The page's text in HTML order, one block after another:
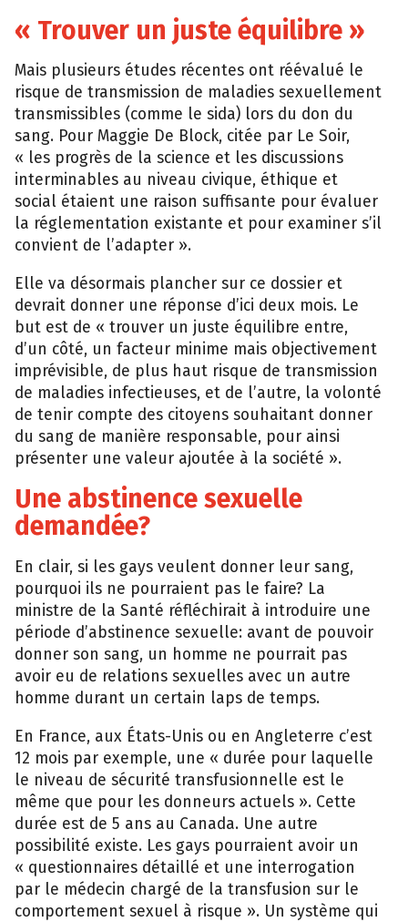
« Trouver un juste équilibre »
Mais plusieurs études récentes ont réévalué le
risque de transmission de maladies sexuellement
transmissibles (comme le sida) lors du don du
sang. Pour Maggie De Block, citée par Le Soir,
« les progrès de la science et les discussions
interminables au niveau civique, éthique et
social étaient une raison suffisante pour évaluer
la réglementation existante et pour examiner s’il
convient de l’adapter ».
Elle va désormais plancher sur ce dossier et
devrait donner une réponse d’ici deux mois. Le
but est de « trouver un juste équilibre entre,
d’un côté, un facteur minime mais objectivement
imprévisible, de plus haut risque de transmission
de maladies infectieuses, et de l’autre, la volonté
de tenir compte des citoyens souhaitant donner
du sang de manière responsable, pour ainsi
présenter une valeur ajoutée à la société ».
Une abstinence sexuelle
demandée?
En clair, si les gays veulent donner leur sang,
pourquoi ils ne pourraient pas le faire? La
ministre de la Santé réfléchirait à introduire une
période d’abstinence sexuelle: avant de pouvoir
donner son sang, un homme ne pourrait pas
avoir eu de relations sexuelles avec un autre
homme durant un certain laps de temps.
En France, aux États-Unis ou en Angleterre c’est
12 mois par exemple, une « durée pour laquelle
le niveau de sécurité transfusionnelle est le
même que pour les donneurs actuels ». Cette
durée est de 5 ans au Canada. Une autre
possibilité existe. Les gays pourraient avoir un
« questionnaires détaillé et une interrogation
par le médecin chargé de la transfusion sur le
comportement sexuel à risque ». Un système qui